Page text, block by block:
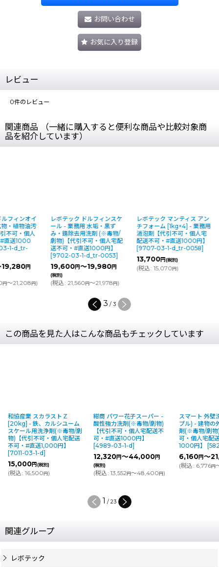
お問い合わせ
お気に入り登録
レビュー
0件のレビュー
関連商品 （一緒に購入すると便利な商品や比較対象商
品を紹介しています）
フィンオイ
・植物油汚
不可・個人
直送1000
1-d_tr-
19,280円
円～21,208円)
レボテック ドルフィンスケ
ール - 業務用 水垢・黒ず
み・錆除去用洗剤 (※毒物/
劇物)【代引不可・個人宅配
送不可・#直送1000円】
[9702-03-1-d_tr-0053]
19,600円～19,980円
(税別)
(税込: 21,560円～21,978円)
レボテック マンティス アン
チフォーム [1kg×4] - 業務用
消泡剤【代引不可・個人宅
配送不可・#直送1000円】
[9707-03-1-d_tr-0058]
13,700円(税別)
(税込: 15,070円)
3 / 3
この商品を見た人はこんな商品もチェックしています
和協産業 スカラストＺ
[20kg] - 鉄、カルシユーム
スケール用洗浄剤(※毒物/劇
物)【代引不可・個人宅配送
不可・#直送1,000円】
[7011-03-1-d]
15,000円(税別)
(税込: 16,500円)
紺商 パワー花子スーパー -
酸性強力洗剤(※毒物/劇物)
【代引不可・個人宅配送不
可・#直送1000円】
[4989-03-1-d]
12,320円～44,000円
(税別)
(税込: 13,552円～48,400円)
スマート 外壁
プル) - 建物の
剤(※毒物/劇物
可・個人宅配
1000円】
[
6,160円～
(税込: 6,776円
1 / 23
関連グループ
レボテック